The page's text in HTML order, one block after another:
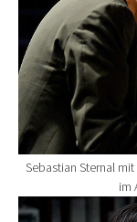
Sebastian Sternal
im
Show larger